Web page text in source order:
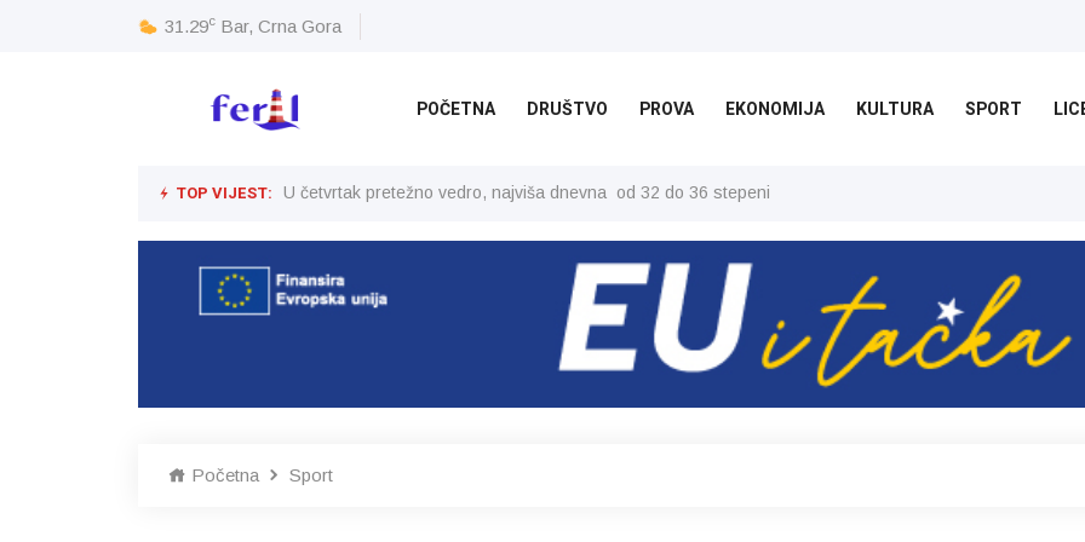
31.29c Bar, Crna Gora
POČETNA DRUŠTVO PROVA EKONOMIJA KULTURA SPORT
TOP VIJEST: U četvrtak pretežno vedro, najviša dnevna od 32 do 36 stepeni
Početna Sport